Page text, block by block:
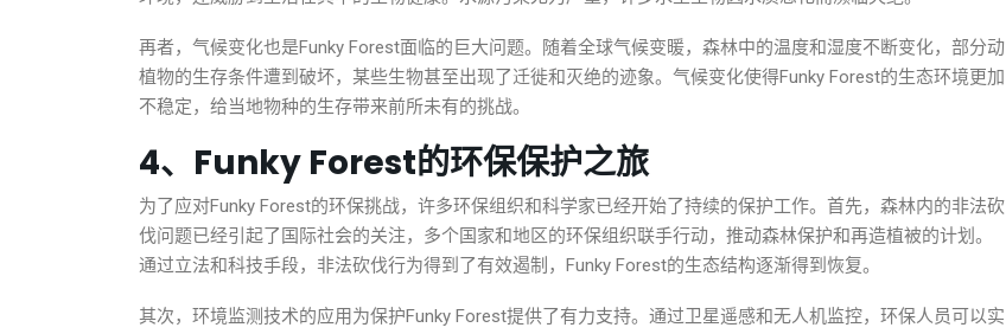
再者，气候变化也是Funky Forest面临的巨大问题。随着全球气候变暖，森林中的温度和湿度不断变化，部分动
植物的生存条件遭到破坏，某些生物甚至出现了迁徙和灭绝的迹象。气候变化使得Funky Forest的生态环境更加
不稳定，给当地物种的生存带来前所未有的挑战。
4、Funky Forest的环保保护之旅
为了应对Funky Forest的环保挑战，许多环保组织和科学家已经开始了持续的保护工作。首先，森林内的非法砍
伐问题已经引起了国际社会的关注，多个国家和地区的环保组织联手行动，推动森林保护和再造植被的计划。
通过立法和科技手段，非法砍伐行为得到了有效遏制，Funky Forest的生态结构逐渐得到恢复。
其次，环境监测技术的应用为保护Funky Forest提供了有力支持。通过卫星遥感和无人机监控，环保人员可以实